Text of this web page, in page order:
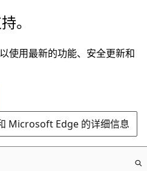
。
使用最新的功能、安全更新和
Microsoft Edge 的详细信息